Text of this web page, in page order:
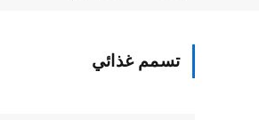
تسمم غذائي